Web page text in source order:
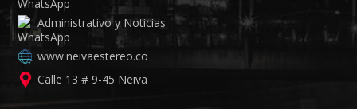
Administrativo y Noticias
www.neivaestereo.co
Calle 13 # 9-45 Neiva